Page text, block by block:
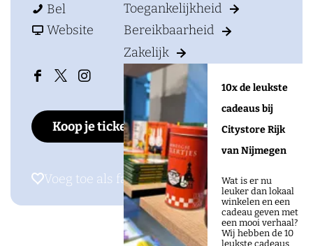
Toegankelijkheid
Bereikbaarheid
Zakelijk
10x de leukste
cadeaus bij
Citystore Rijk
van Nijmegen
Wat is er nu
leuker dan lokaal
winkelen en een
cadeau geven met
een mooi verhaal?
Wij hebben de 10
leukste cadeaus
K
a
e
T
p
e
s
t
r
a
T
e
p
a
K
e
T
m
Bel
a
T
m
p
s
Website
a
e
e
F
e
b
o
o
X
o
o
n
r
I
s
t
r
Koop je tickets
Voeg toe als favoriet
Voeg toe als favoriet